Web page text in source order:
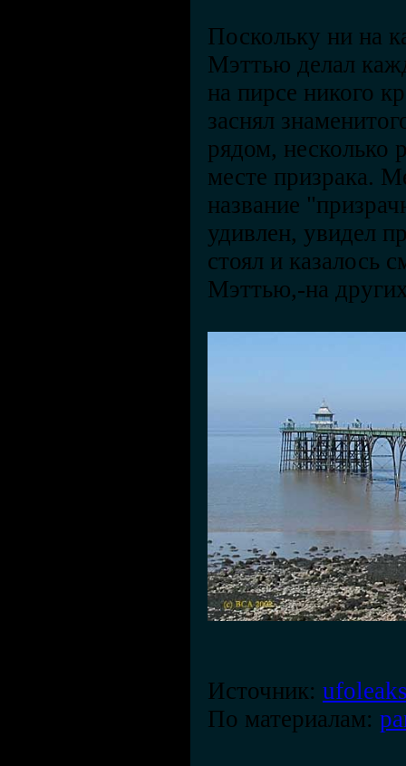
Поскольку ни на
Мэттью делал
на пирсе никого
заснял
рядом, несколько
месте призрака.
название
удивлен, увидел
стоял и казалось
Мэттью,-на
Источник:
По материалам: